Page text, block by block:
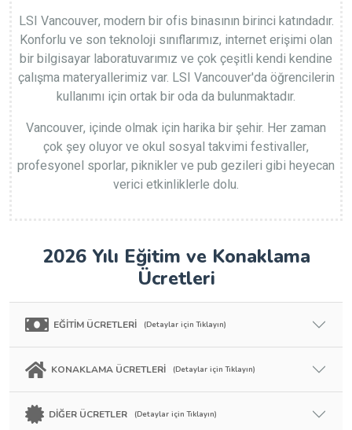
LSI Vancouver, modern bir ofis binasının birinci katındadır.
Konforlu ve son teknoloji sınıflarımız, internet erişimi olan
bir bilgisayar laboratuvarımız ve çok çeşitli kendi kendine
çalışma materyallerimiz var. LSI Vancouver'da öğrencilerin
kullanımı için ortak bir oda da bulunmaktadır.
Vancouver, içinde olmak için harika bir şehir. Her zaman
çok şey oluyor ve okul sosyal takvimi festivaller,
profesyonel sporlar, piknikler ve pub gezileri gibi heyecan
verici etkinliklerle dolu.
2026 Yılı Eğitim ve Konaklama
Ücretleri
EĞİTİM ÜCRETLERİ (Detaylar için Tıklayın)
KONAKLAMA ÜCRETLERİ (Detaylar için Tıklayın)
DİĞER ÜCRETLER (Detaylar için Tıklayın)